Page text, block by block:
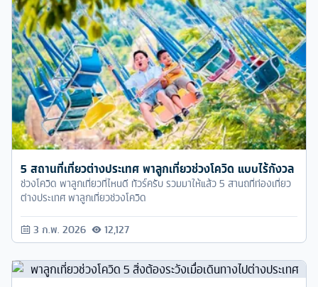
5 สถานที่เที่ยวต่างประเทศ พาลูกเที่ยวช่วงโควิด แบบไร้กังวล
ช่วงโควิด พาลูกเที่ยวที่ไหนดี ทัวร์ครับ รวมมาให้แล้ว 5 สานถที่ท่องเที่ยว
ต่างประเทศ พาลูกเที่ยวช่วงโควิด
3 ก.พ. 2026 12,127